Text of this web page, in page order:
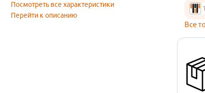
Посмотреть все характеристики
Перейти к описанию
Все